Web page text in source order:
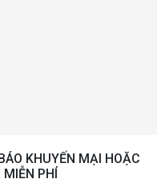
KHUYẾN MẠI HOẶC
PHÍ